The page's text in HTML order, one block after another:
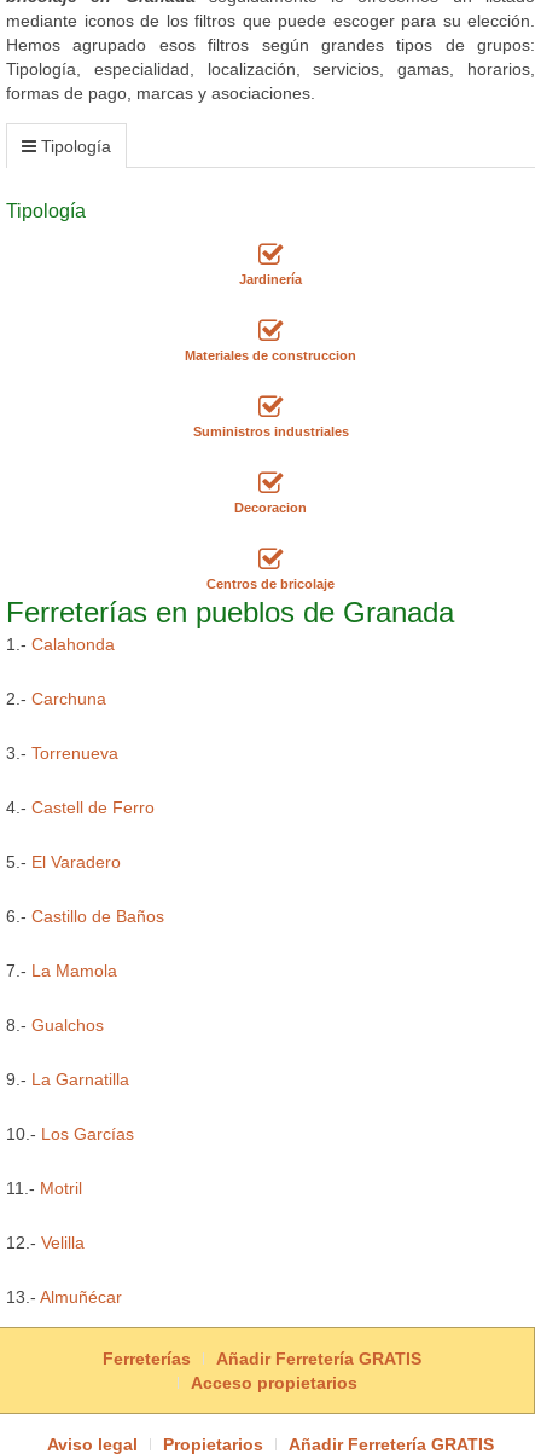
mediante iconos de los filtros que puede escoger para su elección.
Hemos agrupado esos filtros según grandes tipos de grupos:
Tipología, especialidad, localización, servicios, gamas, horarios,
formas de pago, marcas y asociaciones.
Tipología
Tipología
Jardinería
Materiales de construccion
Suministros industriales
Decoracion
Centros de bricolaje
Ferreterías en pueblos de Granada
1.- Calahonda
2.- Carchuna
3.- Torrenueva
4.- Castell de Ferro
5.- El Varadero
6.- Castillo de Baños
7.- La Mamola
8.- Gualchos
9.- La Garnatilla
10.- Los Garcías
11.- Motril
12.- Velilla
13.- Almuñécar
Ferreterías
Añadir Ferretería GRATIS
Acceso propietarios
Aviso legal Propietarios Añadir Ferretería GRATIS